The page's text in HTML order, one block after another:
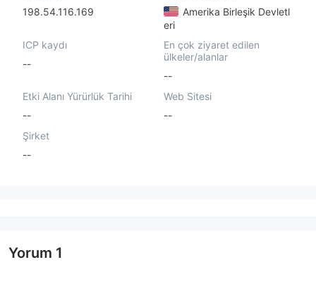
198.54.116.169
Amerika Birleşik Devletl
eri
ICP kaydı
--
En çok ziyaret edilen
ülkeler/alanlar
--
Etki Alanı Yürürlük Tarihi
--
Web Sitesi
--
Şirket
--
Yorum 1